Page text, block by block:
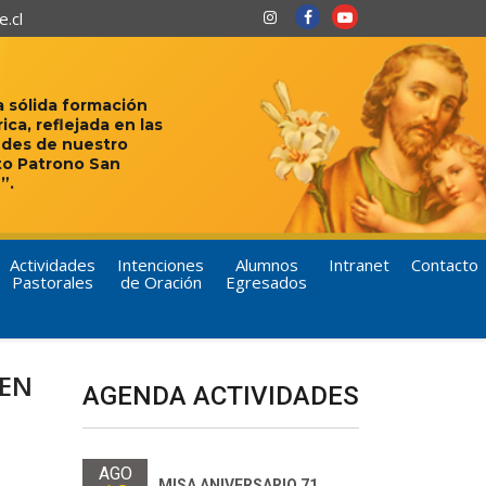
sólida formación
reflejada en las
de nuestro
Patrono San
Actividades
Pastorales
Intenciones
de Oración
Alumnos
Egresados
Intranet Contacto
AGENDA ACTIVIDADES
AGO